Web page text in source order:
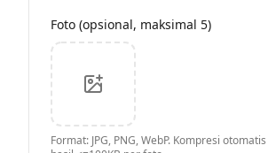
Foto (opsional, maksimal 5)
Format: JPG, PNG, WebP. Kompresi